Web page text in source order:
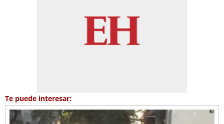
Te puede interesar: